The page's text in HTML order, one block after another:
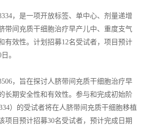
，是一项开放标签、单中心、剂量递增
带间充质干细胞治疗早产儿中、重度支气
有效性。计划招募12名受试者，项目预计
。
，旨在探讨人脐带间充质干细胞治疗早
长期安全性和有效性。参与和完成初始阶
）的受试者将在人脐带间充质干细胞移植
项目预计招募30名受试者，预计完成日期